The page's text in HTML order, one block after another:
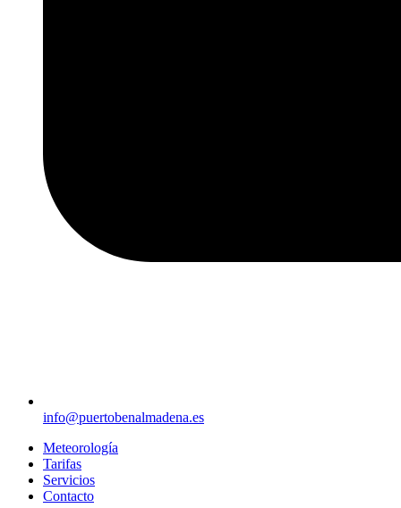
info@puertobenalmadena.es
Meteorología
Tarifas
Servicios
Contacto